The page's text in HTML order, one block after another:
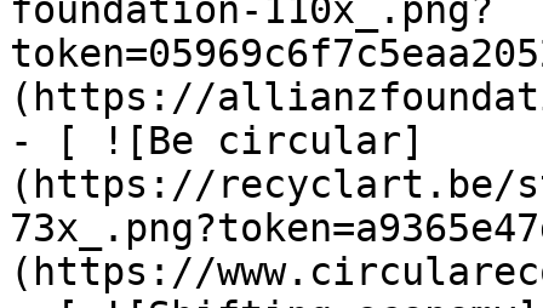
foundation-110x_.png?
(https://
- [ ![Be circular]
(https://recyclart.be/
(https://